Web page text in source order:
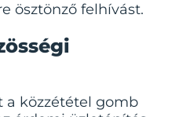
ösztönző felhívást.
a közzététel gomb